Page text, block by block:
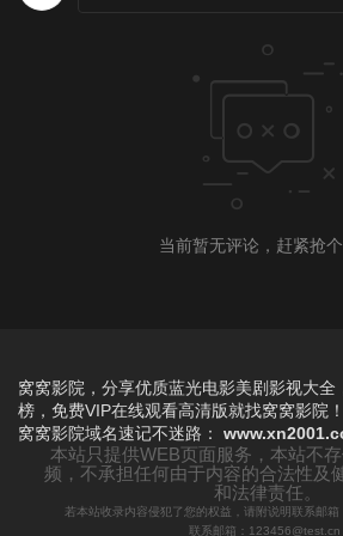
当前暂无评论，赶紧抢
窝窝影院，分享优质蓝光电影美剧影视大全
榜，免费VIP在线观看高清版就找窝窝影院！
窝窝影院域名速记不迷路：
本站只提供WEB页面服务，本站不
频，不承担任何由于内容的合法性及
和法律责任。
若本站收录内容侵犯了您的权益，请附说明联系邮箱
联系邮箱：123456@test.cn